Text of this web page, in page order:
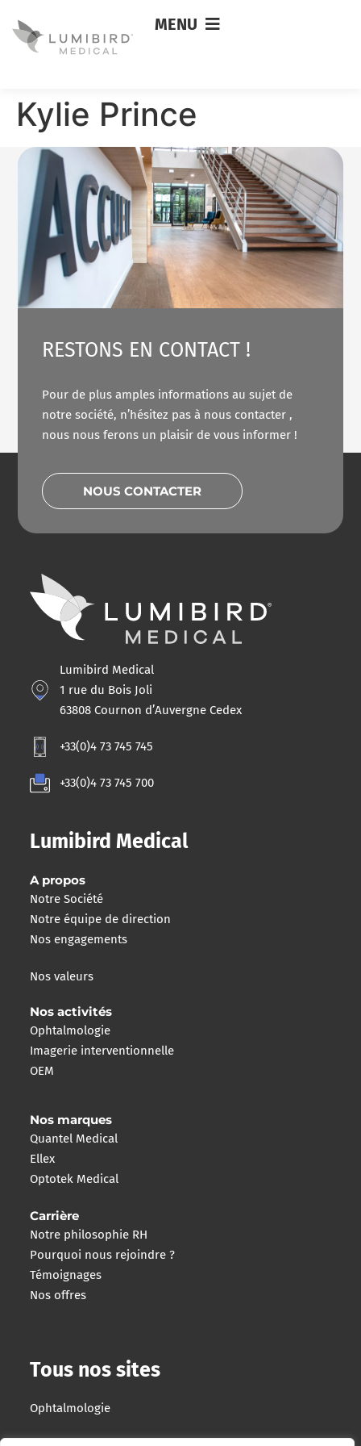
MENU
Kylie Prince
RESTONS EN CONTACT !
Pour de plus amples informations au sujet de
notre société, n’hésitez pas à nous contacter ,
nous nous ferons un plaisir de vous informer !
NOUS CONTACTER
Lumibird Medical
1 rue du Bois Joli
63808 Cournon d’Auvergne Cedex
+33(0)4 73 745 745
+33(0)4 73 745 700
Lumibird Medical
A propos
Notre Société
Notre équipe de direction
Nos engagements
Nos valeurs
Nos activités
Ophtalmologie
Imagerie interventionnelle
OEM
Nos marques
Quantel Medical
Ellex
Optotek Medical
Carrière
Notre philosophie RH
Pourquoi nous rejoindre ?
Témoignages
Nos offres
Tous nos sites
Ophtalmologie